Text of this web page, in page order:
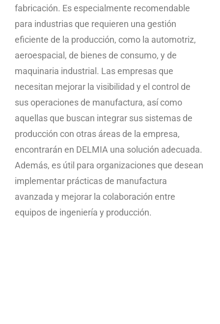
fabricación. Es especialmente recomendable
para industrias que requieren una gestión
eficiente de la producción, como la automotriz,
aeroespacial, de bienes de consumo, y de
maquinaria industrial. Las empresas que
necesitan mejorar la visibilidad y el control de
sus operaciones de manufactura, así como
aquellas que buscan integrar sus sistemas de
producción con otras áreas de la empresa,
encontrarán en DELMIA una solución adecuada.
Además, es útil para organizaciones que desean
implementar prácticas de manufactura
avanzada y mejorar la colaboración entre
equipos de ingeniería y producción.